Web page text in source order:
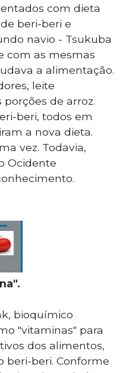
com dieta
beri-beri e
navio - Tsukuba
com as mesmas
a alimentação.
leite
de arroz.
beri, todos em
a nova dieta.
vez. Todavia,
Ocidente
bioquímico
"vitaminas" para
dos alimentos,
beri-beri. Conforme